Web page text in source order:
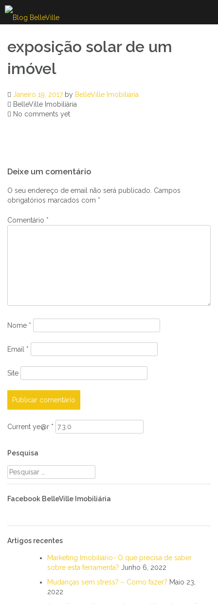
Skip
to
content
exposição solar de um
imóvel
Janeiro 19, 2017by BelleVille Imobiliária
BelleVille Imobiliária
No comments yet
de
artigos
Deixe um comentário
O seu endereço de email não será publicado. Campos
obrigatórios marcados com *
Comentário *
Nome *
Email *
Site
Current ye@r *
Pesquisa
Pesquisar
por:
Facebook BelleVille Imobiliária
Artigos recentes
Marketing Imobiliário- O que precisa de saber
sobre esta ferramenta? Junho 6, 2022
Mudanças sem stress? – Como fazer? Maio 23,
2022